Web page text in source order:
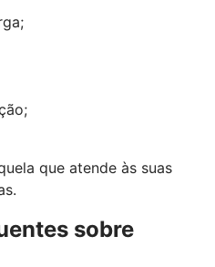
que atende às suas
sobre